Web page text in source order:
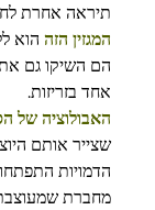
תיראה אחרת
המגזין הזה הוא
הם השיקו גם
אחד בזריזות.
האבולוציה של
שצייר אותם
הדמויות התפתחו
מחברת